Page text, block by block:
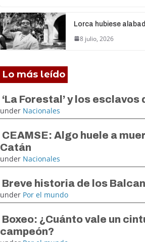
Lorca hubiese
8 julio, 2026
Lo más leído
‘La Forestal’ y los
under Nacionales
CEAMSE: Algo huele a
Catán
under Nacionales
Breve historia de los
under Por el mundo
Boxeo: ¿Cuánto vale un
campeón?